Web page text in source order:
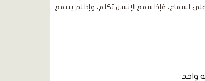
على السماع، فإذا سمع الإنسان تكلم، وإذا لم يسمع
واحد